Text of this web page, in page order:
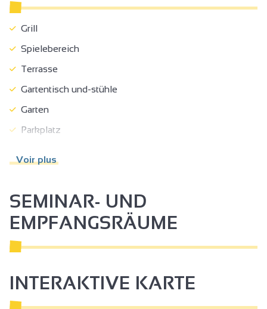
Grill
Spielebereich
Terrasse
Gartentisch und-stühle
Garten
Parkplatz
Mikrowelle
Fernsehen
WIFI-Zugang
Voir plus
SEMINAR- UND
EMPFANGSRÄUME
INTERAKTIVE KARTE